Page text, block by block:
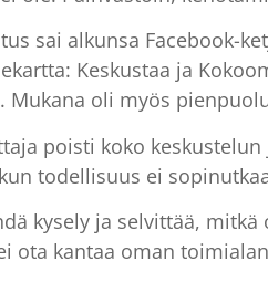
sai alkunsa Facebook-
Keskustaa ja
Mukana oli myös
poisti koko
todellisuus ei
kysely ja selvittää,
ota kantaa oman